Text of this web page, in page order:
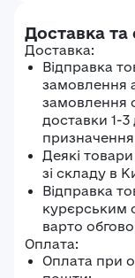
Доставка та
Доставка:
Відправка
замовлення
замовлення
доставки 1-3
Деякі
зі складу в
Відправка
курєрським
варто
Оплата:
Оплата при